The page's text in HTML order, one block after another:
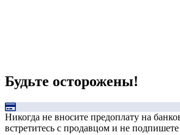
Будьте осторожены!
Никогда не вносите предоплату на
встретитесь с продавцом и не